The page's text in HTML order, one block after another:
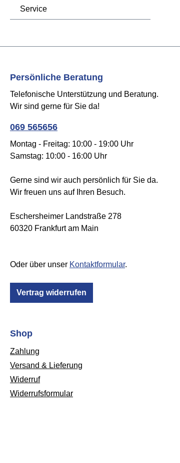
Service
Persönliche Beratung
Telefonische Unterstützung und Beratung.
Wir sind gerne für Sie da!
069 565656
Montag - Freitag: 10:00 - 19:00 Uhr
Samstag: 10:00 - 16:00 Uhr
Gerne sind wir auch persönlich für Sie da.
Wir freuen uns auf Ihren Besuch.
Eschersheimer Landstraße 278
60320 Frankfurt am Main
Oder über unser Kontaktformular.
Vertrag widerrufen
Shop
Zahlung
Versand & Lieferung
Widerruf
Widerrufsformular